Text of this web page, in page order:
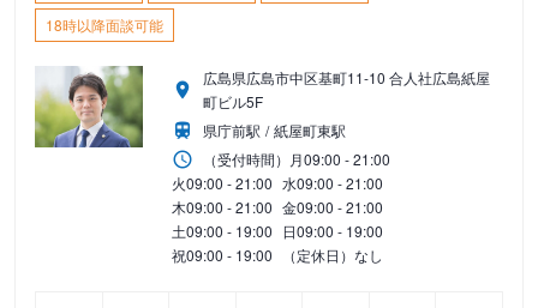
18時以降面談可能
広島県広島市中区基町11-10 合人社広島紙屋
町ビル5F
県庁前駅
紙屋町東駅
（受付時間） 月09:00 - 21:00
火09:00 - 21:00 水09:00 - 21:00
木09:00 - 21:00 金09:00 - 21:00
土09:00 - 19:00 日09:00 - 19:00
祝09:00 - 19:00 （定休日）なし